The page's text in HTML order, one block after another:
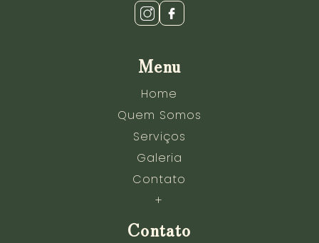
Menu
Home
Quem Somos
Serviços
Galeria
Contato
+
Contato